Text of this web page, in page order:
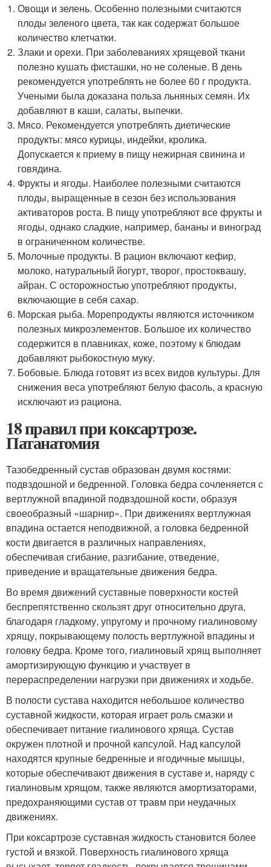
Овощи и зелень. Особенно полезными считаются
плоды зеленого цвета, так как содержат большое
количество клетчатки.
Злаки и орехи. При заболеваниях хрящевой ткани
полезно кушать фисташки, но не соленые. В день
рекомендуется употреблять не более 60 г продукта.
Учеными была доказана польза льняных семян. Их
добавляют в каши, салаты, выпечки.
Мясо. Рекомендуется употреблять диетические
продукты: мясо курицы, индейки, кролика.
Допускается к приему в пищу нежирная свинина и
говядина.
Фрукты и ягоды. Наиболее полезными считаются
плоды, выращенные в сезон без использования
активаторов роста. В пищу употребляют все фрукты и
ягоды, однако сладкие, например, бананы и виноград
в ограниченном количестве.
Молочные продукты. В рацион включают кефир,
молоко, натуральный йогурт, творог, простоквашу,
айран. С осторожностью употребляют продукты,
включающие в себя сахар.
Морская рыба. Морепродукты являются источником
полезных микроэлементов. Большое их количество
содержится в плавниках, коже, поэтому к блюдам
добавляют рыбокостную муку.
Бобовые. Блюда готовят из всех видов культуры. Для
снижения веса употребляют белую фасоль, а красную
исключают из рациона.
18 правил при коксартрозе.
Патанатомия
Тазобедренный сустав образован двумя костями:
подвздошной и бедренной. Головка бедра сочленяется с
вертлужной впадиной подвздошной кости, образуя
своеобразный «шарнир». При движениях вертлужная
впадина остается неподвижной, а головка бедренной
кости двигается в различных направлениях,
обеспечивая сгибание, разгибание, отведение,
приведение и вращательные движения бедра.
Во время движений суставные поверхности костей
беспрепятственно скользят друг относительно друга,
благодаря гладкому, упругому и прочному гиалиновому
хрящу, покрывающему полость вертлужной впадины и
головку бедра. Кроме того, гиалиновый хрящ выполняет
амортизирующую функцию и участвует в
перераспределении нагрузки при движениях и ходьбе.
В полости сустава находится небольшое количество
суставной жидкости, которая играет роль смазки и
обеспечивает питание гиалинового хряща. Сустав
окружен плотной и прочной капсулой. Над капсулой
находятся крупные бедренные и ягодичные мышцы,
которые обеспечивают движения в суставе и, наряду с
гиалиновым хрящом, также являются амортизаторами,
предохраняющими сустав от травм при неудачных
движениях.
При коксартрозе суставная жидкость становится более
густой и вязкой. Поверхность гиалинового хряща